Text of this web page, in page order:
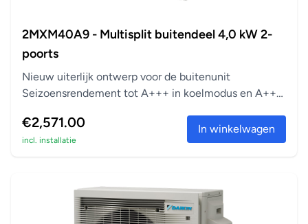
2MXM40A9 - Multisplit buitendeel 4,0 kW 2-
poorts
Nieuw uiterlijk ontwerp voor de buitenunit
Seizoensrendement tot A+++ in koelmodus en A++
€2,571.00
incl. installatie
In winkelwagen